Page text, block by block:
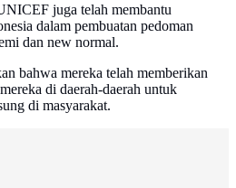
juga telah membantu
dalam pembuatan pedoman
dan new normal.
bahwa mereka telah memberikan
di daerah-daerah untuk
di masyarakat.